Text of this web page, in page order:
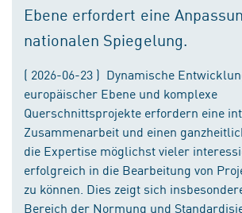
Ebene erfordert eine
nationalen Spiegelung.
( 2026-06-23 ) Dynamische
europäischer Ebene und komplexe
Querschnittsprojekte erfordern eine
Zusammenarbeit und einen
die Expertise möglichst vieler
erfolgreich in die Bearbeitung von
zu können. Dies zeigt sich
Bereich der Normung und